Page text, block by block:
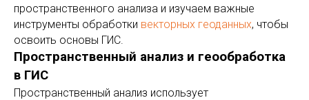
пространственного анализа и изучаем важные
инструменты обработки векторных геоданных, чтобы
освоить основы ГИС.
Пространственный анализ и геообработка
в ГИС
Пространственный анализ использует